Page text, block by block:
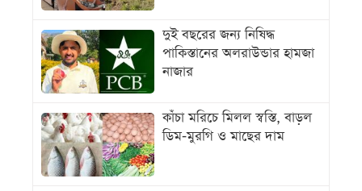
দুই বছরের জন্য নিষিদ্ধ
পাকিস্তানের অলরাউন্ডার হামজা
নাজার
কাঁচা মরিচে মিলল স্বস্তি, বাড়ল
ডিম-মুরগি ও মাছের দাম